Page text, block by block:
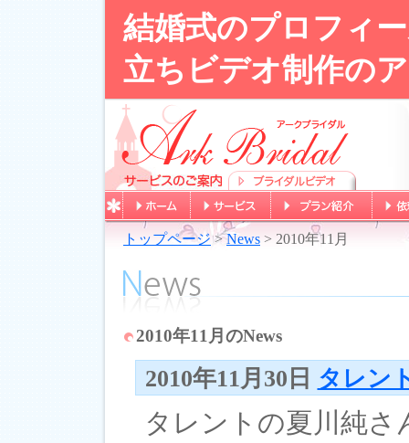
結婚式のプロフィ
立ちビデオ制作の
トップページ>News > 2010年11月
2010年11月のNews
2010年11月30日 タレン
タレントの夏川純さ